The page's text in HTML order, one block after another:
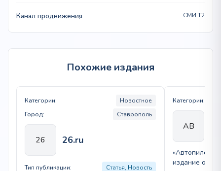
Канал продвижения СМИ T2
Похожие издания
Категории:
Новостное
Город:
Ставрополь
26 26.ru
Тип публикации:
Статья, Новость
Категории:
АВ
«Автопилот»
издание об